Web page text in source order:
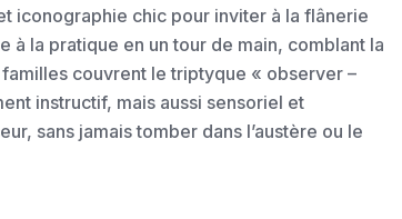
iconographie chic pour inviter à la flânerie
la pratique en un tour de main, comblant la
couvrent le triptyque « observer –
instructif, mais aussi sensoriel et
sans jamais tomber dans l’austère ou le